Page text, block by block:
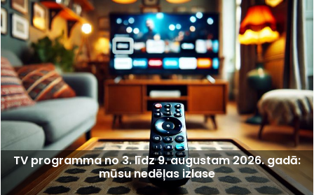
TV programma no 3. līdz 9. augustam 2026. gadā:
mūsu nedēļas izlase